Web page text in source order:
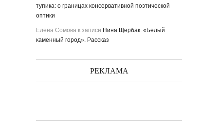
тупика: о границах консервативной поэтической
оптики
Елена Сомова к записи Нина Щербак. «Белый
каменный город». Рассказ
РЕКЛАМА